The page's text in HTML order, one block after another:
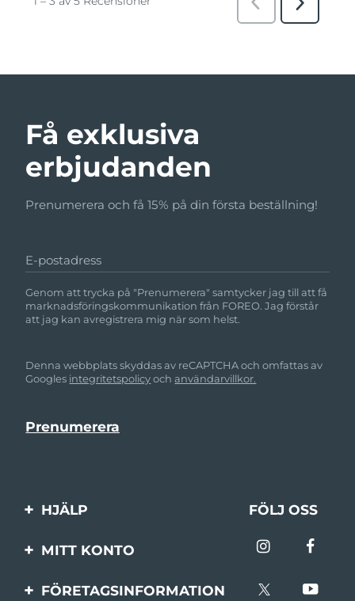
Få exklusiva
erbjudanden
Prenumerera och få 15% på din första beställning!
E-postadress
Genom att trycka på "Prenumerera" samtycker jag till att få
marknadsföringskommunikation från FOREO. Jag förstår
att jag kan avregistrera mig när som helst.
Denna webbplats skyddas av reCAPTCHA och omfattas av
Googles integritetspolicyochanvändarvillkor.
HJÄLP
Kontakta oss
FÖLJ OSS
MITT KONTO
Produktregistrering
FÖRETAGSINFORMATION